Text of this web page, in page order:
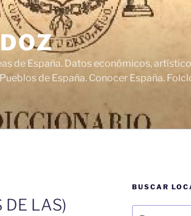
de España. Datos económicos,
de España. Conocer España.
DE LAS)
BUSCAR